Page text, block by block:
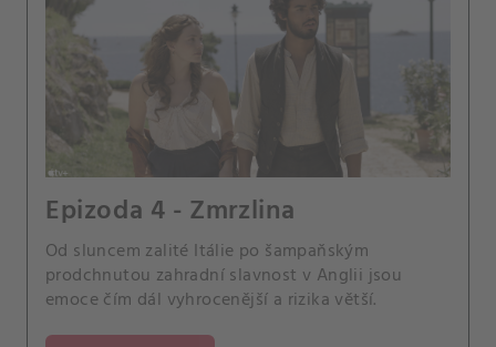
Epizoda 4 - Zmrzlina
Od sluncem zalité Itálie po šampaňským
prodchnutou zahradní slavnost v Anglii jsou
emoce čím dál vyhrocenější a rizika větší.